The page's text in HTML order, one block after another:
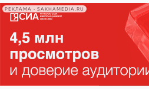
РЕКЛАМА • SAKHAMEDIA.RU